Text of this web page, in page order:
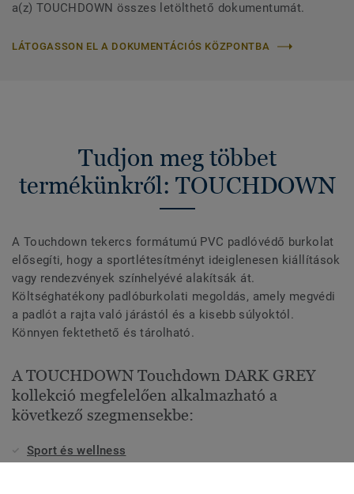
a(z) TOUCHDOWN összes letölthető dokumentumát.
LÁTOGASSON EL A DOKUMENTÁCIÓS KÖZPONTBA
Tudjon meg többet
termékünkről: TOUCHDOWN
A Touchdown tekercs formátumú PVC padlóvédő burkolat
elősegíti, hogy a sportlétesítményt ideiglenesen kiállítások
vagy rendezvények színhelyévé alakítsák át.
Költséghatékony padlóburkolati megoldás, amely megvédi
a padlót a rajta való járástól és a kisebb súlyoktól.
Könnyen fektethető és tárolható.
A TOUCHDOWN Touchdown DARK GREY
kollekció megfelelően alkalmazható a
következő szegmensekbe:
Sport és wellness